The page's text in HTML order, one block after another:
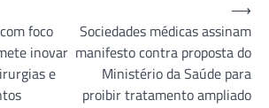
foco
inovar
e
Sociedades médicas assinam
manifesto contra proposta do
Ministério da Saúde para
proibir tratamento ampliado
⟶